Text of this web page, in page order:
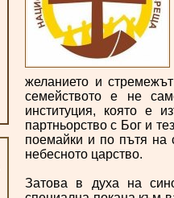
желанието и
семейството е не
институция, която е
партньорство с Бог и
поемайки и по пътя на
небесното царство.
Затова в духа на